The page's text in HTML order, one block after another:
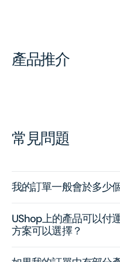
產品推介
常見問題
我的訂單一般會於多少
UShop上的產品可以付
方案可以選擇？